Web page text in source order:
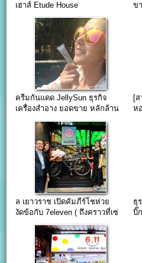
เฮาส์ Etude House
ข
ครีมกันแดด JellySun ธุรกิจ
เครื่องสำอาง ยอดขาย หลักล้าน
[
ห
ล เยาวราช เปิดคัมภีร์โชห่วย
งัดข้อกับ 7eleven ( ถึงคราวที่เซ
ธุ
บิ๊